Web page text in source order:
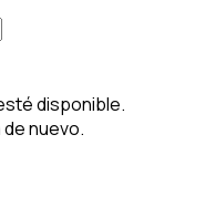
disponible.
nuevo.